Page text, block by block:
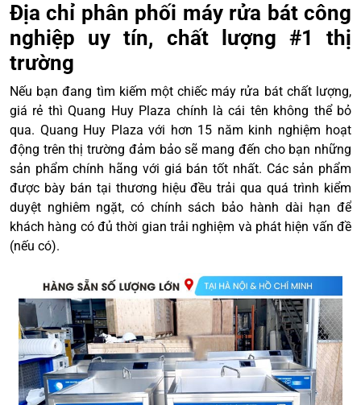
Địa chỉ phân phối máy rửa bát công
nghiệp uy tín, chất lượng #1 thị
trường
Nếu bạn đang tìm kiếm một chiếc máy rửa bát chất lượng,
giá rẻ thì Quang Huy Plaza chính là cái tên không thể bỏ
qua. Quang Huy Plaza với hơn 15 năm kinh nghiệm hoạt
động trên thị trường đảm bảo sẽ mang đến cho bạn những
sản phẩm chính hãng với giá bán tốt nhất. Các sản phẩm
được bày bán tại thương hiệu đều trải qua quá trình kiểm
duyệt nghiêm ngặt, có chính sách bảo hành dài hạn để
khách hàng có đủ thời gian trải nghiệm và phát hiện vấn đề
(nếu có).